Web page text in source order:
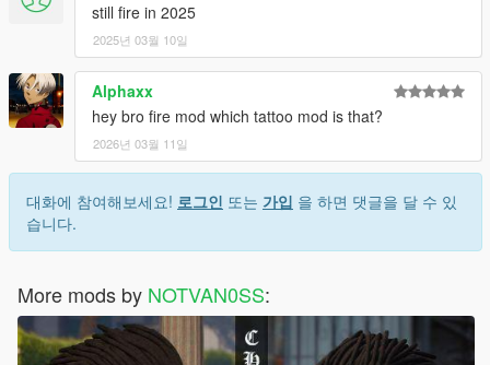
still fire in 2025
2025년 03월 10일
Alphaxx
hey bro fire mod which tattoo mod is that?
2026년 03월 11일
대화에 참여해보세요! 로그인 또는 가입 을 하면 댓글을 달 수 있
습니다.
More mods by NOTVAN0SS: